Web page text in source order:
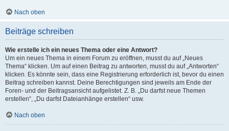
Nach oben
Beiträge schreiben
Wie erstelle ich ein neues Thema oder eine Antwort?
Um ein neues Thema in einem Forum zu eröffnen, musst du auf „Neues
Thema“ klicken. Um auf einen Beitrag zu antworten, musst du auf „Antworten“
klicken. Es könnte sein, dass eine Registrierung erforderlich ist, bevor du einen
Beitrag schreiben kannst. Deine Berechtigungen sind jeweils am Ende der
Foren- und der Beitragsansicht aufgelistet. Z. B. „Du darfst neue Themen
erstellen“, „Du darfst Dateianhänge erstellen“ usw.
Nach oben